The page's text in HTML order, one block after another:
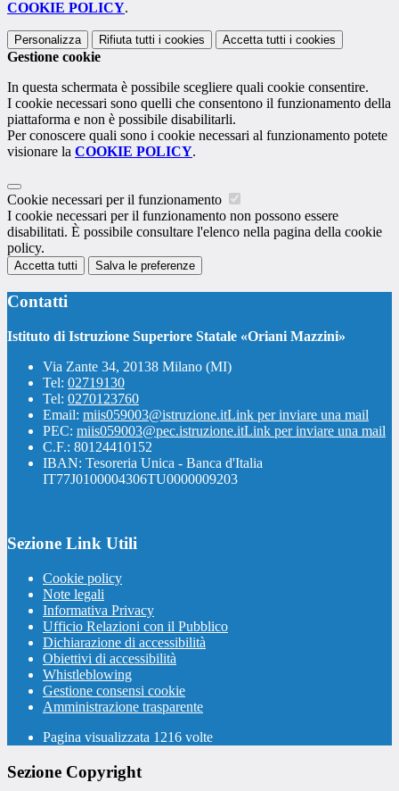
COOKIE POLICY.
Personalizza Rifiuta tutti i cookies Accetta tutti i cookies
Gestione cookie
In questa schermata è possibile scegliere quali cookie consentire.
I cookie necessari sono quelli che consentono il funzionamento della
piattaforma e non è possibile disabilitarli.
Per conoscere quali sono i cookie necessari al funzionamento potete
visionare la COOKIE POLICY.
Cookie necessari per il funzionamento
I cookie necessari per il funzionamento non possono essere
disabilitati. È possibile consultare l'elenco nella pagina della cookie
policy.
Accetta tutti Salva le preferenze
Contatti
Istituto di Istruzione Superiore Statale «Oriani Mazzini»
Via Zante 34, 20138 Milano (MI)
Tel: 02719130
Tel: 0270123760
Email: miis059003@istruzione.itLink per inviare una mail
PEC: miis059003@pec.istruzione.itLink per inviare una mail
C.F.: 80124410152
IBAN: Tesoreria Unica - Banca d'Italia
IT77J0100004306TU0000009203
Sezione Link Utili
Cookie policy
Note legali
Informativa Privacy
Ufficio Relazioni con il Pubblico
Dichiarazione di accessibilità
Obiettivi di accessibilità
Whistleblowing
Gestione consensi cookie
Amministrazione trasparente
Pagina visualizzata 1216 volte
Sezione Copyright